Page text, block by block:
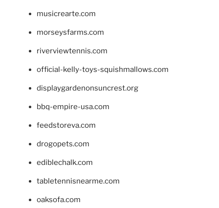
musicrearte.com
morseysfarms.com
riverviewtennis.com
official-kelly-toys-squishmallows.com
displaygardenonsuncrest.org
bbq-empire-usa.com
feedstoreva.com
drogopets.com
ediblechalk.com
tabletennisnearme.com
oaksofa.com